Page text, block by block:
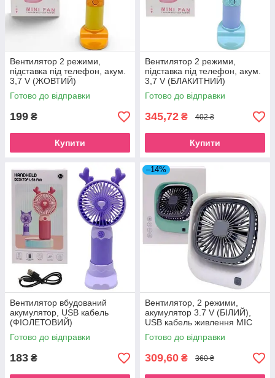
Вентилятор 2 режими,
підставка під телефон, акум.
3,7 V (ЖОВТИЙ)
Готово до відправки
199 ₴
Купити
Вентилятор 2 режими,
підставка під телефон, акум.
3,7 V (БЛАКИТНИЙ)
Готово до відправки
345,72 ₴ 402 ₴
Купити
Вентилятор вбудований
акумулятор, USB кабель
(ФІОЛЕТОВИЙ)
Готово до відправки
183 ₴
–14%
Вентилятор, 2 режими,
акумулятор 3.7 V (БІЛИЙ),
USB кабель живлення MIC
(ZB083)
Готово до відправки
309,60 ₴ 360 ₴